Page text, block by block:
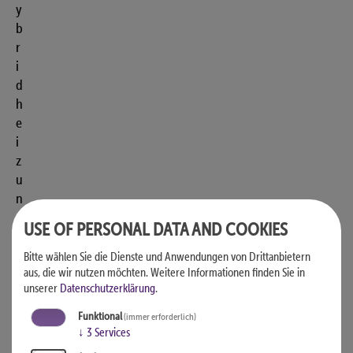
y
b
r
i
d
h
e
i
z
u
n
g
m
USE OF PERSONAL DATA AND COOKIES
Bitte wählen Sie die Dienste und Anwendungen von Drittanbietern
aus, die wir nutzen möchten.Weitere Informationen finden Sie in
unserer Datenschutzerklärung.
Funktional(immer erforderlich)
↓ 3 Services